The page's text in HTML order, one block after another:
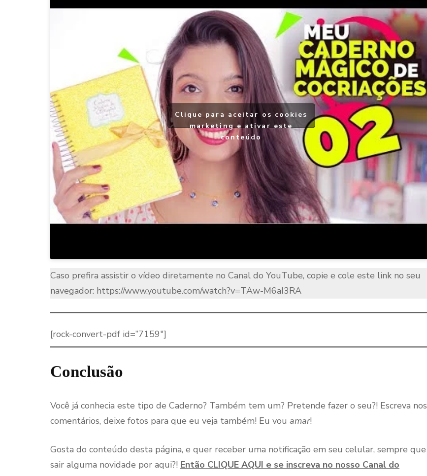
Clique para aceitar os cookies
marketing e ativar este
conteúdo
Caso prefira assistir o vídeo diretamente no Canal do YouTube, copie e cole este link no seu
navegador: https://www.youtube.com/watch?v=TAw-M6aI3RA
[rock-convert-pdf id=”7159″]
Conclusão
Você já conhecia este tipo de Caderno? Também tem um? Pretende fazer o seu?! Escreva nos
comentários, deixe fotos para que eu veja também! Eu vou amar!
Gosta do conteúdo desta página, e quer receber uma notificação em seu celular, sempre que
sair alguma novidade por aqui?! Então CLIQUE AQUI e se inscreva no nosso Canal do